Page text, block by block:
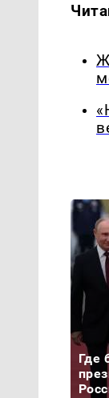
Где